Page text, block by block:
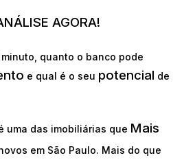
AGORA!
quanto o banco pode
e qual é o seu potencial de
uma das imobiliárias que Mais
em São Paulo. Mais do que